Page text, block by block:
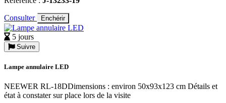
Consulter Enchérir
5 jours
Suivre
Lampe annulaire LED
NEEWER RL-18DDimensions : environ 50x93x123 cm Détails et
état à constater sur place lors de la visite